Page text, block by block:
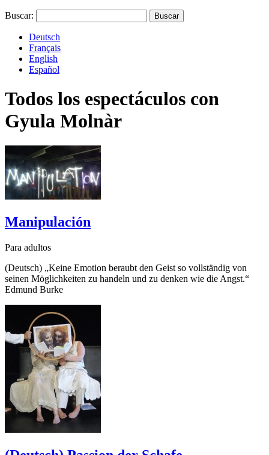
Buscar:
Deutsch
Français
English
Español
Todos los espectáculos con
Gyula Molnàr
Manipulación
Para adultos
(Deutsch) „Keine Emotion beraubt den Geist so vollständig von
seinen Möglichkeiten zu handeln und zu denken wie die Angst.“
Edmund Burke